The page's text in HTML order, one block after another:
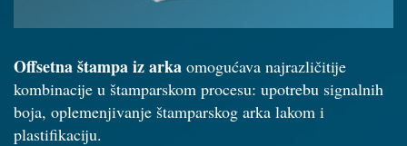
Offsetna štampa iz arka omogućava najrazličitije
kombinacije u štamparskom procesu: upotrebu signalnih
boja, oplemenjivanje štamparskog arka lakom i
plastifikaciju.